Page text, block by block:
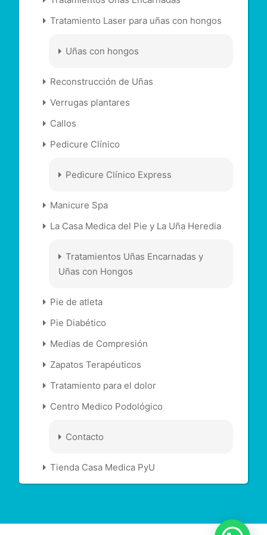
Tratamiento Laser para uñas con hongos
Uñas con hongos
Reconstrucción de Uñas
Verrugas plantares
Callos
Pedicure Clínico
Pedicure Clínico Express
Manicure Spa
La Casa Medica del Pie y La Uña Heredia
Tratamientos Uñas Encarnadas y
Uñas con Hongos
Pie de atleta
Pie Diabético
Medias de Compresión
Zapatos Terapéuticos
Tratamiento para el dolor
Centro Medico Podológico
Contacto
Tienda Casa Medica PyU